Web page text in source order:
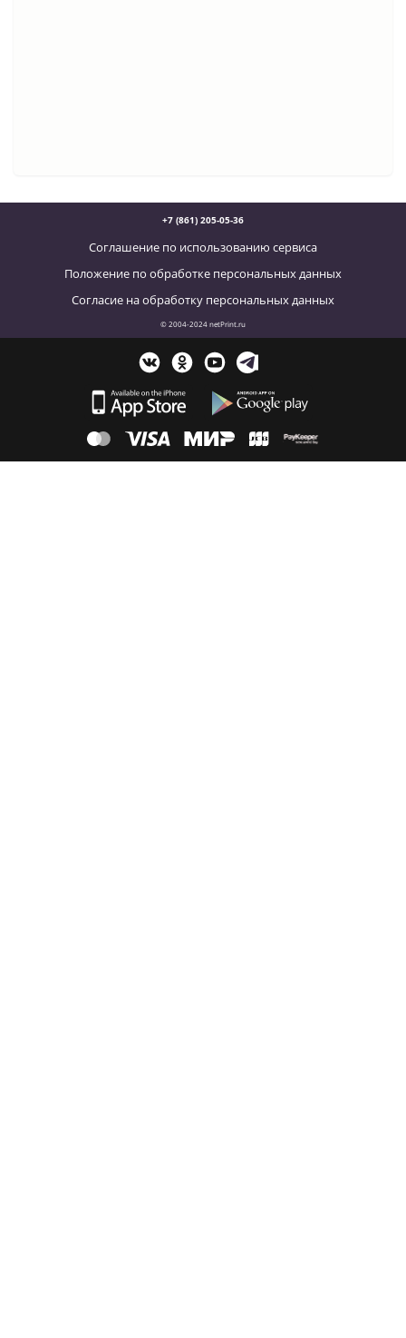
+7 (861) 205-05-36
Соглашение по использованию сервиса
Положение по обработке персональных данных
Согласие на обработку персональных данных
© 2004-2024 netPrint.ru